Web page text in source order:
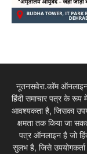
नूतनसवेरा.कॉम
हिंदी समाचार पत्र के रूप
आवश्यकता है, जिसका
क्षमता तक किया जा
पत्र ऑनलाइन है जो
सुलभ है, जिसे